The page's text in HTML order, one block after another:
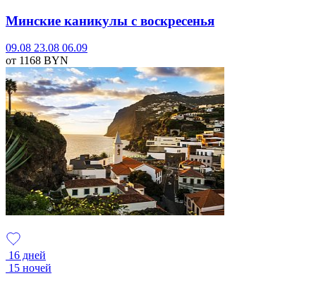
Минские каникулы с воскресенья
09.08 23.08 06.09
от 1168 BYN
16 дней
15 ночей